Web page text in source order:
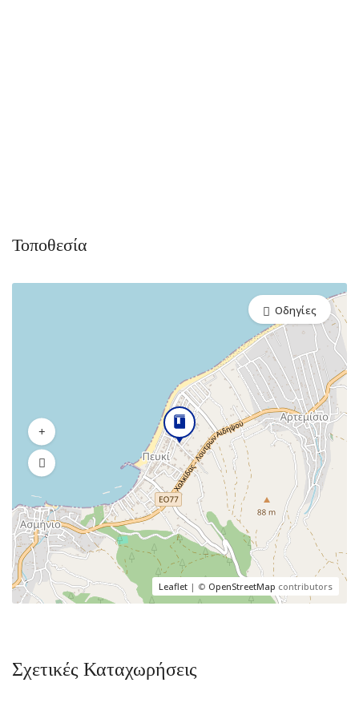
Τοποθεσία
Leaflet | © OpenStreetMap contributors
Οδηγίες
Σχετικές Καταχωρήσεις